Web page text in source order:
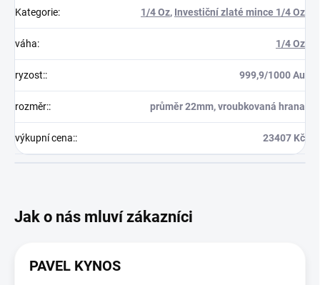
Kategorie: 1/4 Oz, Investiční zlaté mince 1/4 Oz
váha: 1/4 Oz
ryzost:: 999,9/1000 Au
rozměr:: průměr 22mm, vroubkovaná hrana
výkupní cena:: 23407 Kč
PAVEL KYNOS